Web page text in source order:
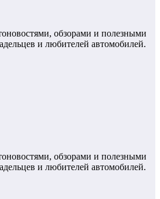
обзорами и полезными
и любителей автомобилей.
обзорами и полезными
и любителей автомобилей.